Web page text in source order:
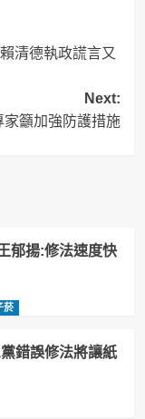
清德執政謊言又
Next:
籲加強防護措施
郁揚:修法速度快
菸
錯誤修法將讓紙